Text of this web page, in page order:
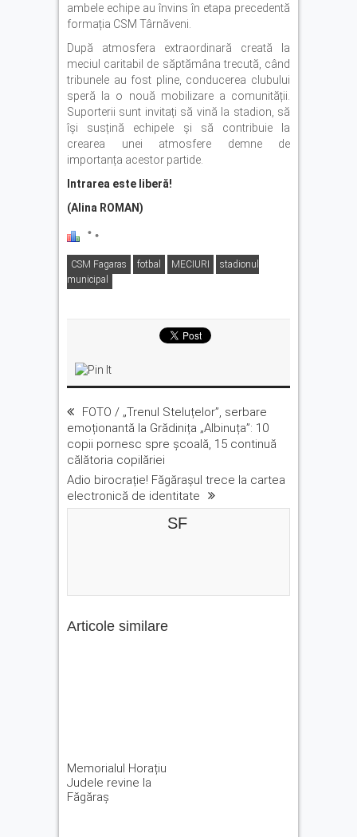
ambele echipe au învins în etapa precedentă
formația CSM Târnăveni.
După atmosfera extraordinară creată la
meciul caritabil de săptămâna trecută, când
tribunele au fost pline, conducerea clubului
speră la o nouă mobilizare a comunității.
Suporterii sunt invitați să vină la stadion, să
își susțină echipele și să contribuie la
crearea unei atmosfere demne de
importanța acestor partide.
Intrarea este liberă!
(Alina ROMAN)
CSM Fagaras fotbal MECIURI
stadionul
municipal
FOTO / „Trenul Steluțelor”, serbare
emoționantă la Grădinița „Albinuța”: 10
copii pornesc spre școală, 15 continuă
călătoria copilăriei
Adio birocrație! Făgărașul trece la cartea
electronică de identitate
SF
Articole similare
Memorialul Horațiu
Judele revine la
Făgăraș